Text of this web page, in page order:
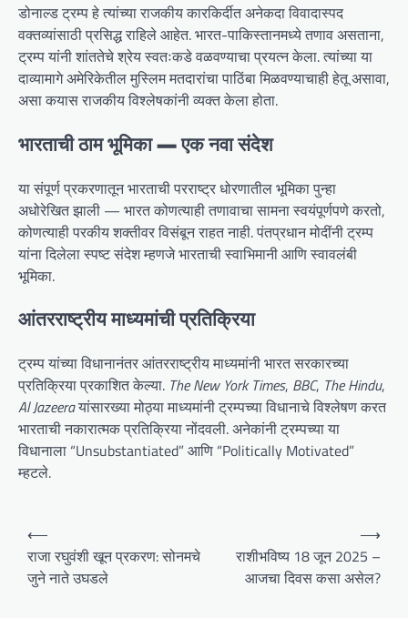
डोनाल्ड ट्रम्प हे त्यांच्या राजकीय कारकिर्दीत अनेकदा विवादास्पद
वक्तव्यांसाठी प्रसिद्ध राहिले आहेत. भारत-पाकिस्तानमध्ये तणाव असताना,
ट्रम्प यांनी शांततेचे श्रेय स्वतःकडे वळवण्याचा प्रयत्न केला. त्यांच्या या
दाव्यामागे अमेरिकेतील मुस्लिम मतदारांचा पाठिंबा मिळवण्याचाही हेतू असावा,
असा कयास राजकीय विश्लेषकांनी व्यक्त केला होता.
भारताची ठाम भूमिका — एक नवा संदेश
या संपूर्ण प्रकरणातून भारताची परराष्ट्र धोरणातील भूमिका पुन्हा
अधोरेखित झाली — भारत कोणत्याही तणावाचा सामना स्वयंपूर्णपणे करतो,
कोणत्याही परकीय शक्तीवर विसंबून राहत नाही. पंतप्रधान मोदींनी ट्रम्प
यांना दिलेला स्पष्ट संदेश म्हणजे भारताची स्वाभिमानी आणि स्वावलंबी
भूमिका.
आंतरराष्ट्रीय माध्यमांची प्रतिक्रिया
ट्रम्प यांच्या विधानानंतर आंतरराष्ट्रीय माध्यमांनी भारत सरकारच्या
प्रतिक्रिया प्रकाशित केल्या. The New York Times, BBC, The Hindu,
Al Jazeeraयांसारख्या मोठ्या माध्यमांनी ट्रम्पच्या विधानाचे विश्लेषण करत
भारताची नकारात्मक प्रतिक्रिया नोंदवली. अनेकांनी ट्रम्पच्या या
विधानाला “Unsubstantiated” आणि “Politically Motivated”
म्हटले.
o
⟵
राजा रघुवंशी खून प्रकरण: सोनमचे
जुने नाते उघडले
राशीभविष्य 18 जून 2025 –
आजचा दिवस कसा असेल?
⟶